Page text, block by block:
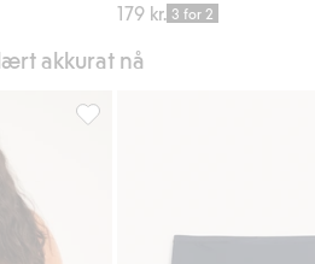
179 kr. 3 for 2
akkurat nå
til i favoriter